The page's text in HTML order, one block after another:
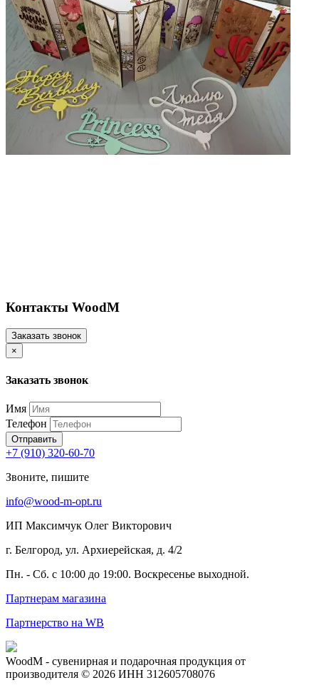
Контакты WoodM
Заказать звонок
×
Заказать звонок
Имя
Телефон
Отправить
+7 (910) 320-60-70
Звоните, пишите
info@wood-m-opt.ru
ИП Максимчук Олег Викторович
г. Белгород, ул. Архиерейская, д. 4/2
Пн. - Сб. с 10:00 до 19:00. Воскресенье выходной.
Партнерам магазина
Партнерство на WB
WoodM - сувенирная и подарочная продукция от
производителя © 2026 ИНН 312605708076